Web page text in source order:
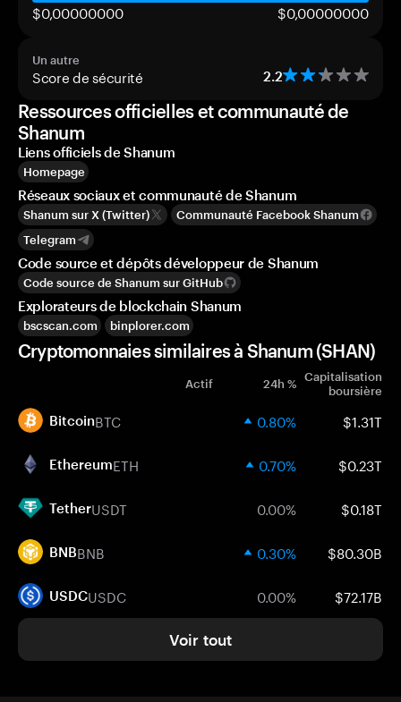
$0,00000000 $0,00000000
Un autre
Score de sécurité 2.2
Ressources officielles et communauté de
Shanum
Liens officiels de Shanum
Homepage
Réseaux sociaux et communauté de Shanum
Shanum sur X (Twitter)
Communauté Facebook Shanum
Telegram
Code source et dépôts développeur de Shanum
Code source de Shanum sur GitHub
Explorateurs de blockchain Shanum
bscscan.com binplorer.com
Cryptomonnaies similaires à Shanum (SHAN)
Actif 24h % Capitalisation
boursière
BitcoinBTC 0.80% $1.31T
EthereumETH 0.70% $0.23T
TetherUSDT 0.00% $0.18T
BNBBNB 0.30% $80.30B
USDCUSDC 0.00% $72.17B
Voir tout